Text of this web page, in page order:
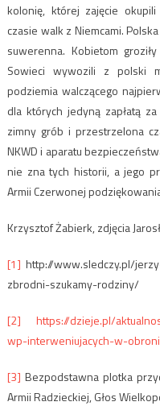
kolonię, której zajęcie
czasie walk z Niemcami.
suwerenna. Kobietom
Sowieci wywozili z polski
podziemia walczącego
dla których jedyną zapłatą
zimny grób i przestrzelona
NKWD i aparatu
nie zna tych historii, a jego
Armii Czerwonej
Krzysztof Żabierk, zdjęcia
[1] http://www.sledczy.pl/
zbrodni-szukamy-rodziny/
[2]
https://dzieje.pl/
wp-interweniujacych-w-
[3] Bezpodstawna plotka
Armii Radzieckiej, Głos